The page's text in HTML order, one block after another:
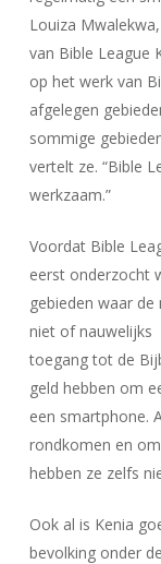
Louiza
van Bible League
op het werk van
afgelegen
sommige
vertelt ze. “Bible
werkzaam.”
Voordat Bible
eerst onderzocht
gebieden waar
niet of nauwelijks
toegang tot de
geld hebben om
een smartphone.
rondkomen en
hebben ze zelfs
Ook al is Kenia
bevolking onder